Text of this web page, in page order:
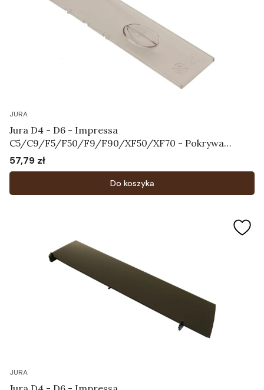
JURA
Jura D4 - D6 - Impressa
C5/C9/F5/F50/F9/F90/XF50/XF70 - Pokrywa
chroniąca aromat Art.64115
Cena
57,79 zł
Do koszyka
JURA